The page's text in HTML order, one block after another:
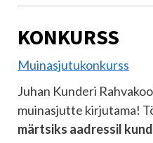
KONKURSS
Muinasjutukonkurss
Juhan Kunderi
muinasjutte kirjutama!
märtsiks aadressil